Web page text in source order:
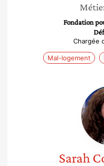
Fondation
Chargée
Mal-logement
Sarah